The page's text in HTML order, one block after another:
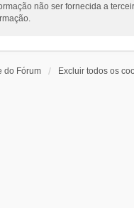
não ser fornecida a
do Fórum Excluir todos os